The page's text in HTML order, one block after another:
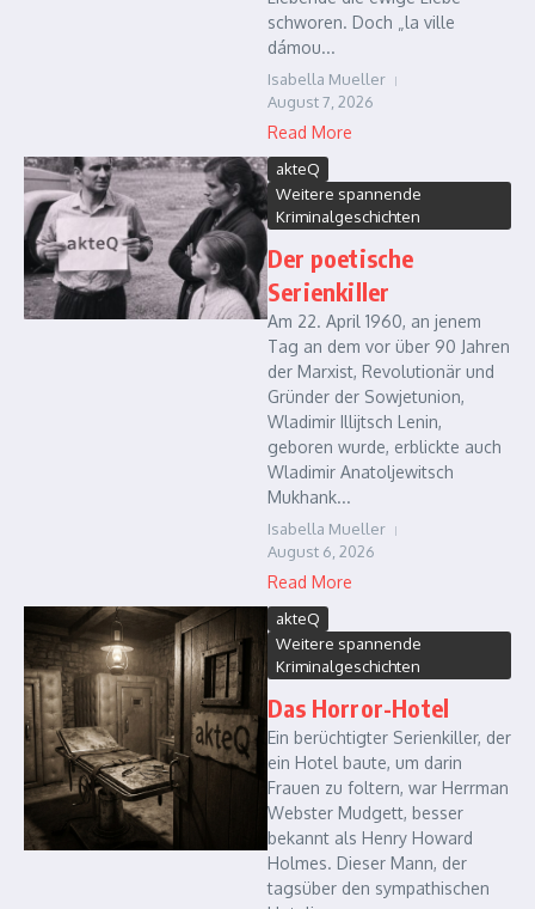
schworen. Doch „la ville
dámou...
Isabella Mueller
August 7, 2026
Read More
akteQ
Weitere spannende
Kriminalgeschichten
Der poetische
Serienkiller
Am 22. April 1960, an jenem
Tag an dem vor über 90 Jahren
der Marxist, Revolutionär und
Gründer der Sowjetunion,
Wladimir Illijtsch Lenin,
geboren wurde, erblickte auch
Wladimir Anatoljewitsch
Mukhank...
Isabella Mueller
August 6, 2026
Read More
akteQ
Weitere spannende
Kriminalgeschichten
Das Horror-Hotel
Ein berüchtigter Serienkiller, der
ein Hotel baute, um darin
Frauen zu foltern, war Herrman
Webster Mudgett, besser
bekannt als Henry Howard
Holmes. Dieser Mann, der
tagsüber den sympathischen